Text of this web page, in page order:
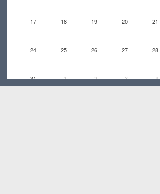
17 18 19 20 21
24 25 26 27 28
31 1 2 3 4